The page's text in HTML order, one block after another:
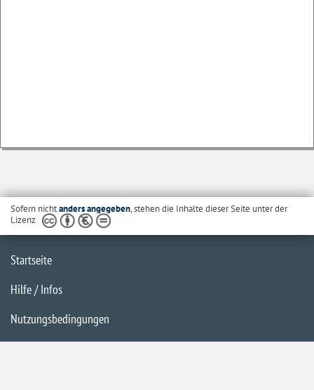
Sofern nichtanders angegeben, stehen die Inhalte dieser Seite unter der
Lizenz
Startseite
Hilfe / Infos
Nutzungsbedingungen